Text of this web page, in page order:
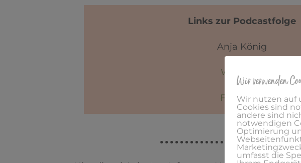
Links zur Podcastfolge
Anja König
Webseite
Facebook
Wir verwenden
Wir nutzen auf
Cookies sind
andere sind
notwendigen
Optimierung
umfasst die